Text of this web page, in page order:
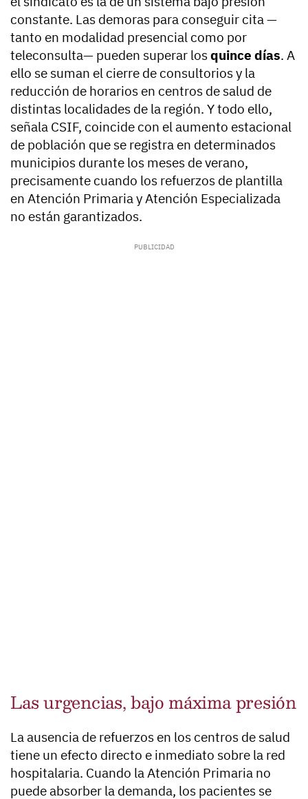
constante. Las demoras para conseguir cita —
tanto en modalidad presencial como por
teleconsulta— pueden superar losquince días. A
ello se suman el cierre de consultorios y la
reducción de horarios en centros de salud de
distintas localidades de la región. Y todo ello,
señala CSIF, coincide con el aumento estacional
de población que se registra en determinados
municipios durante los meses de verano,
precisamente cuando los refuerzos de plantilla
en Atención Primaria y Atención Especializada
no están garantizados.
Las urgencias, bajo máxima presión
La ausencia de refuerzos en los centros de salud
tiene un efecto directo e inmediato sobre la red
hospitalaria. Cuando la Atención Primaria no
puede absorber la demanda, los pacientes se